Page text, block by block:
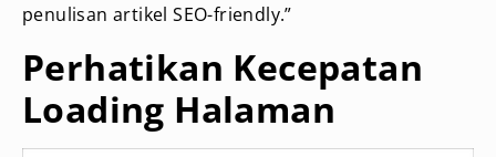
penulisan artikel SEO-friendly.”
Perhatikan Kecepatan
Loading Halaman